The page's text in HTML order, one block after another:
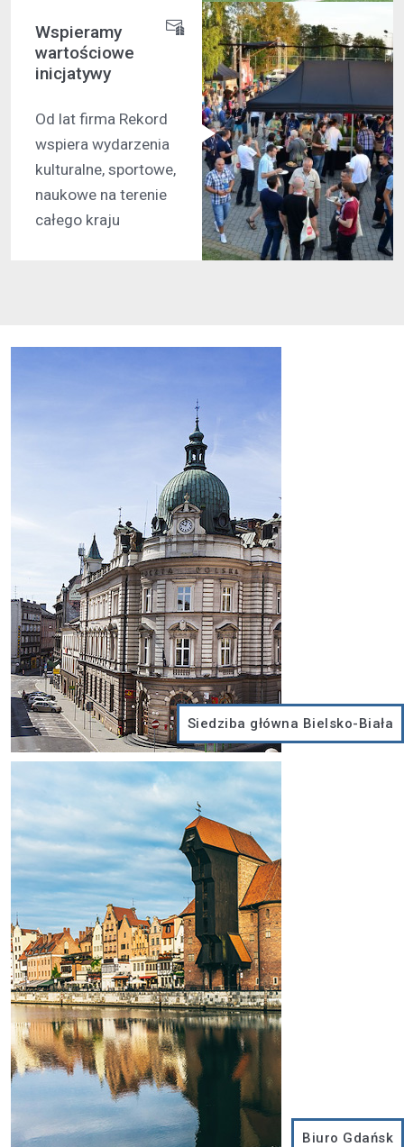
Wspieramy
wartościowe
inicjatywy
Od lat firma Rekord
wspiera wydarzenia
kulturalne, sportowe,
naukowe na terenie
całego kraju
Siedziba główna Bielsko-Biała
Biuro Gdańsk